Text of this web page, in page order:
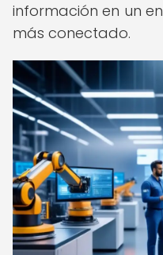
información en un
más conectado.